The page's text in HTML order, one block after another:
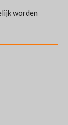
worden